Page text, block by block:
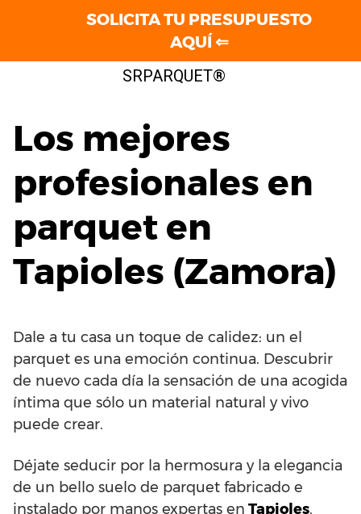
SRPARQUET®
Los mejores
profesionales en
parquet en
Tapioles (Zamora)
Dale a tu casa un toque de calidez: un el
parquet es una emoción continua. Descubrir
de nuevo cada día la sensación de una acogida
íntima que sólo un material natural y vivo
puede crear.
Déjate seducir por la hermosura y la elegancia
de un bello suelo de parquet fabricado e
instalado por manos expertas en Tapioles,
SOLICITA TU PRESUPUESTO
AQUÍ ⇐